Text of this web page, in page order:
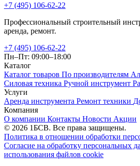
+7 (495) 106-62-22
Профессиональный строительный
аренда, ремонт.
+7 (495) 106-62-22
Пн–Пт: 09:00–18:00
Каталог
Каталог товаров По производителям
Силовая техника Ручной инструмент
Услуги
Аренда инструмента Ремонт техники
Компания
О компании Контакты Новости Акции
© 2026 1БСВ. Все права защищены.
Политика в отношении обработки
Согласие на обработку персональных
использования файлов cookie